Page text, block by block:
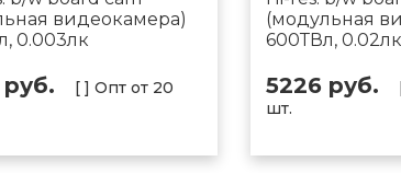
видеокамера)
0.003лк
руб.
[ ] Опт от 20
(модульная
600ТВл, 0.02лк
5226 руб.
шт.